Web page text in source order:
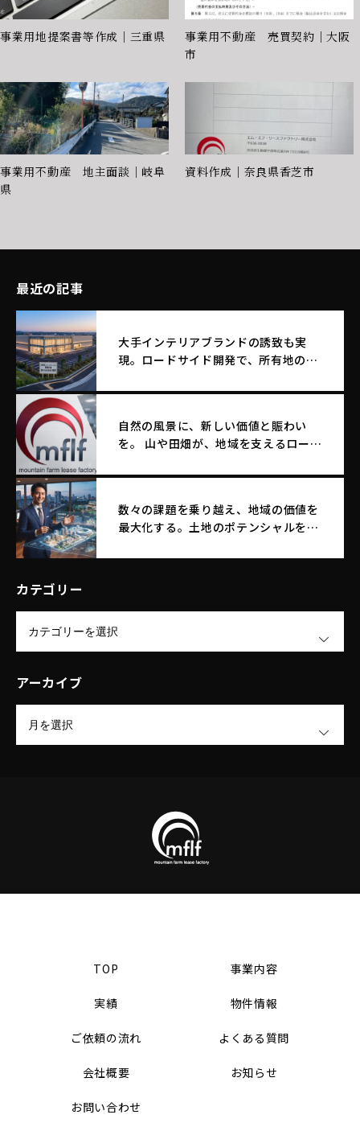
事業用地提案書等作成｜三重県
事業用不動産 売買契約｜大阪
市
事業用不動産 地主面談｜岐阜
県
資料作成｜奈良県香芝市
最近の記事
大手インテリアブランドの誘致も実
現。ロードサイド開発で、所有地のポ
自然の風景に、新しい価値と賑わい
を。 山や田畑が、地域を支えるロード
数々の課題を乗り越え、地域の価値を
最大化する。土地のポテンシャルを引
リー株式会社
カテゴリー
アーカイブ
TOP 事業内容
実績 物件情報
ご依頼の流れ よくある質問
会社概要 お知らせ
お問い合わせ